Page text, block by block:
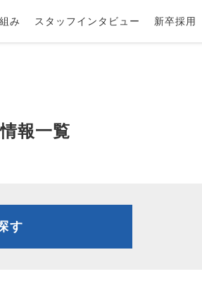
み スタッフインタビュー 新卒採用
報一覧
す